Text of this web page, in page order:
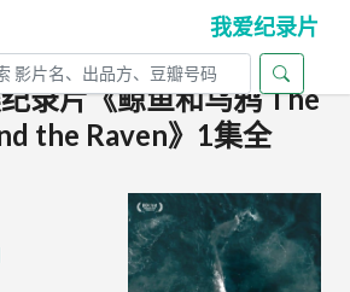
我爱纪录片
录片《鲸鱼和乌鸦 The
the Raven》1集全